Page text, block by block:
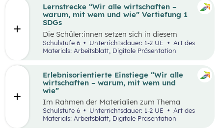
Wissen und entwickeln Fähigkeiten,
Einstellungen und Verhaltensbereitschaften, die
sie in ökonomisch geprägten Lebenssituationen
ökonomische Herausforderungen, Aufgaben
und Problemstellungen erkennen, analysieren,
beurteilen und erfolgreich bewältigen zu
Lernstrecke “Wir alle wirtschaften –
warum, mit wem und wie” Vertiefung 1
SDGs
Die Schüler:innen setzen sich in diesem
Unterrichtsszenario mit den SDGs (Sustainable
Development Goals) auseinander. Sie wählen ein
SDG und entdecken in ihrer Umgebung Orte, an
machen ein Foto davon. Anschließend werden
Verbesserungsvorschläge erarbeitet.
Schulstufe 6 Unterrichtsdauer: 1-2 UE
Materials: Arbeitsblatt, Digitale Präsentation
Erlebnisorientierte Einstiege “Wir alle
wirtschaften – warum, mit wem und
wie”
Im Rahmen der Materialien zum Thema
“Grundlagen der Wirtschaft” werden drei
mögliche Einstiegsideen vorgestellt. Diese
Vorschläge zeichnen sich nicht nur durch ihre
Schulstufe 6 Unterrichtsdauer: 1-2 UE
Materials: Arbeitsblatt, Digitale Präsentation